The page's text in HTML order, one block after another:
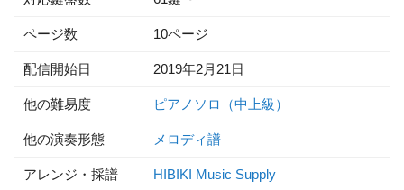
ページ数 10ページ
配信開始日 2019年2月21日
他の難易度 ピアノソロ（中上級）
他の演奏形態 メロディ譜
アレンジ・採譜 HIBIKI Music Supply